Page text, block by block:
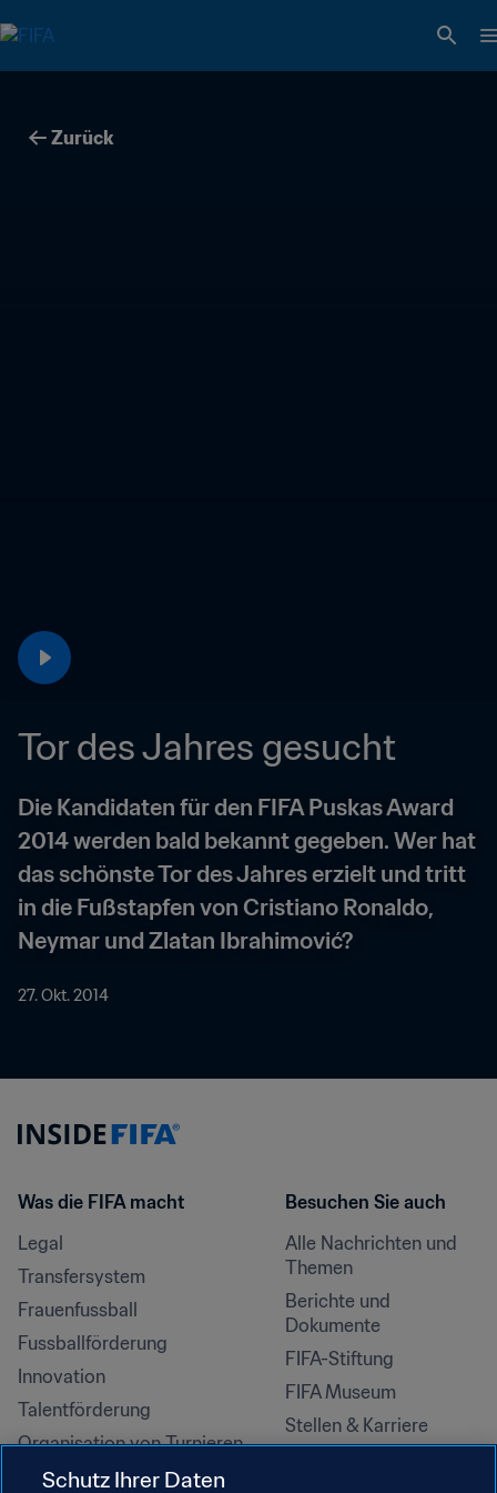
Zurück
Tor des Jahres gesucht
Die Kandidaten für den FIFA Puskas Award
2014 werden bald bekannt gegeben. Wer hat
das schönste Tor des Jahres erzielt und tritt
in die Fußstapfen von Cristiano Ronaldo,
Neymar und Zlatan Ibrahimović?
27. Okt. 2014
Was die FIFA macht
Legal
Transfersystem
Frauenfussball
Fussballförderung
Innovation
Talentförderung
Organisation von Turnieren
Nachhaltigkeit
Besuchen Sie auch
Alle Nachrichten und
Themen
Berichte und
Dokumente
FIFA-Stiftung
FIFA Museum
Stellen & Karriere
Schutz Ihrer Daten